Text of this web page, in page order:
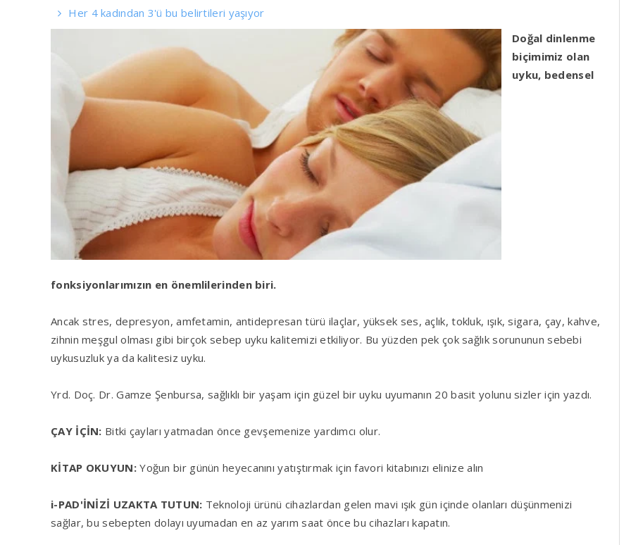
Her 4 kadından 3'ü bu belirtileri yaşıyor
Doğal dinlenme
biçimimiz olan
uyku, bedensel
fonksiyonlarımızın en önemlilerinden biri.
Ancak stres, depresyon, amfetamin, antidepresan türü ilaçlar, yüksek ses, açlık, tokluk, ışık, sigara, çay, kahve,
zihnin meşgul olması gibi birçok sebep uyku kalitemizi etkiliyor. Bu yüzden pek çok sağlık sorununun sebebi
uykusuzluk ya da kalitesiz uyku.
Yrd. Doç. Dr. Gamze Şenbursa, sağlıklı bir yaşam için güzel bir uyku uyumanın 20 basit yolunu sizler için yazdı.
ÇAY İÇİN: Bitki çayları yatmadan önce gevşemenize yardımcı olur.
KİTAP OKUYUN:Yoğun bir günün heyecanını yatıştırmak için favori kitabınızı elinize alın
i-PAD'İNİZİ UZAKTA TUTUN: Teknoloji ürünü cihazlardan gelen mavi ışık gün içinde olanları düşünmenizi
sağlar, bu sebepten dolayı uyumadan en az yarım saat önce bu cihazları kapatın.